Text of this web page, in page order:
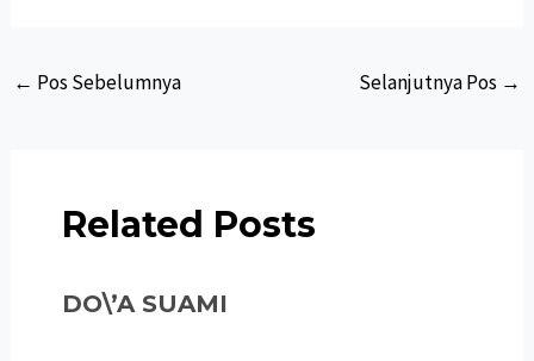
Post
← Pos Sebelumnya Selanjutnya Pos →
Related Posts
DO\’A SUAMI